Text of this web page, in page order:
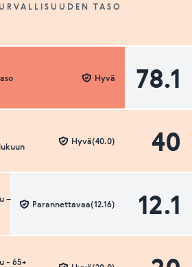
TASO
78.1
Hyvä
40
Hyvä(40.0)
–
12.1
Parannettavaa(12.16)
- 65+